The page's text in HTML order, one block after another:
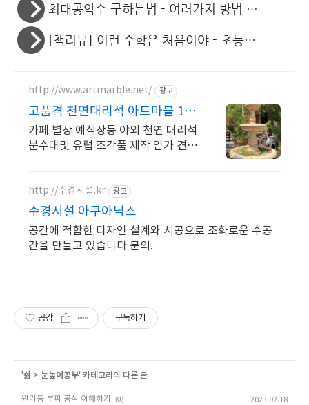
최대공약수 구하는법 - 여러가지 방법 비교
[책리뷰] 이런 수학은 처음이야 - 초등수학/중등수학 삼각형 다시 보기
http://www.artmarble.net/ 광고
고품격 천연대리석 아트마블 10
0%차별화된 포토죤 완성
카페 별장 예식장등 야외 천연 대리석
분수대및 유럽 조각품 제작 염가 견적
http://수경시설.kr 광고
수경시설 아쿠아닉스
공간에 적합한 디자인 설계와 시공으로 조화로운 수공
간을 만들고 있습니다 문의.
공감 구독하기
'삶 > 눈높이공부' 카테고리의 다른 글
원기둥 부피 공식 이해하기 (0)
2023.02.18